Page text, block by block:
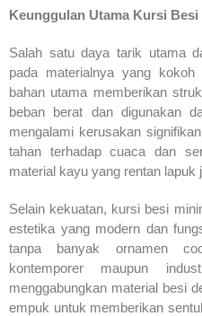
Keunggulan Utama Kursi
Salah satu daya tarik utama
pada materialnya yang
bahan utama memberikan
beban berat dan digunakan
mengalami kerusakan
tahan terhadap cuaca dan
material kayu yang rentan lapuk
Selain kekuatan, kursi besi
estetika yang modern dan
tanpa banyak ornamen
kontemporer maupun
menggabungkan material besi
empuk untuk memberikan